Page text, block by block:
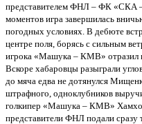
представителем ФНЛ – ФК «СКА –
моментов игра завершилась
погодных условиях. В дебюте
центре поля, борясь с сильным
игрока «Машука – КМВ» отразил
Вскоре хабаровцы разыграли
до мяча едва не дотянулся
штрафного, одноклубников
голкипер «Машука – КМВ»
представители ФНЛ подали сразу